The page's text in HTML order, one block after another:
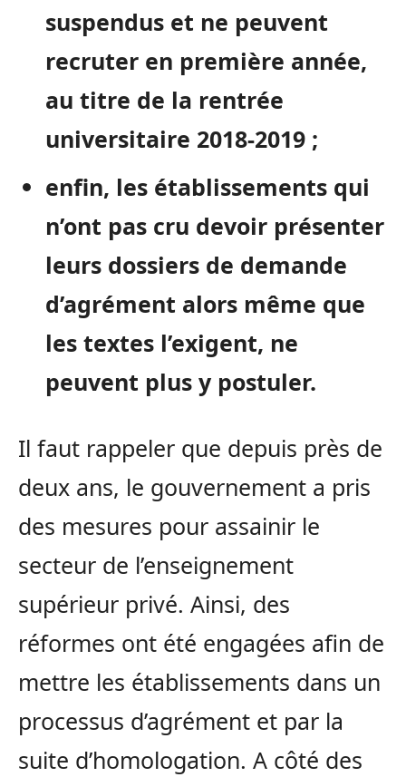
suspendus et ne peuvent
recruter en première année,
au titre de la rentrée
universitaire 2018-2019 ;
enfin, les établissements qui
n’ont pas cru devoir présenter
leurs dossiers de demande
d’agrément alors même que
les textes l’exigent, ne
peuvent plus y postuler.
Il faut rappeler que depuis près de
deux ans, le gouvernement a pris
des mesures pour assainir le
secteur de l’enseignement
supérieur privé. Ainsi, des
réformes ont été engagées afin de
mettre les établissements dans un
processus d’agrément et par la
suite d’homologation. A côté des